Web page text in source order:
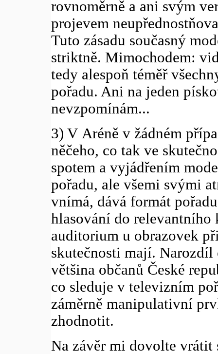
rovnoměrně a ani svým
projevem
Tuto zásadu současný
striktně. Mimochodem:
tedy alespoň téměř
pořadu. Ani na jeden
nevzpomínám...
3) V Aréně v žádném
něčeho, co tak ve
spotem a vyjádřením
pořadu, ale všemi svými
vnímá, dává formát
hlasování do
auditorium u obrazovek
skutečnosti mají. Narozdíl
většina občanů České
co sleduje v televizním
záměrně manipulativní
zhodnotit.
Na závěr mi dovolte vrátit